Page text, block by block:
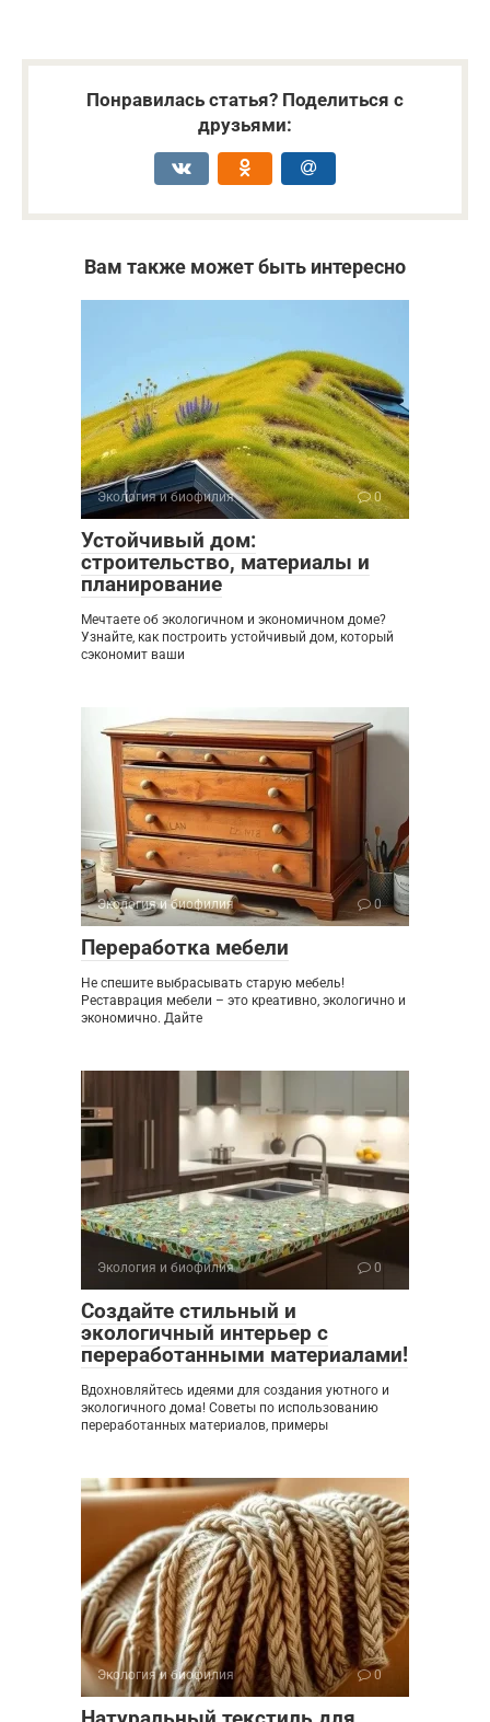
Понравилась статья? Поделиться с
друзьями:
Вам также может быть интересно
Экология и биофилия 0
Устойчивый дом:
строительство, материалы и
планирование
Мечтаете об экологичном и экономичном доме?
Узнайте, как построить устойчивый дом, который
сэкономит ваши
Экология и биофилия 0
Переработка мебели
Не спешите выбрасывать старую мебель!
Реставрация мебели – это креативно, экологично и
экономично. Дайте
Экология и биофилия 0
Создайте стильный и
экологичный интерьер с
переработанными материалами!
Вдохновляйтесь идеями для создания уютного и
экологичного дома! Советы по использованию
переработанных материалов, примеры
Экология и биофилия 0